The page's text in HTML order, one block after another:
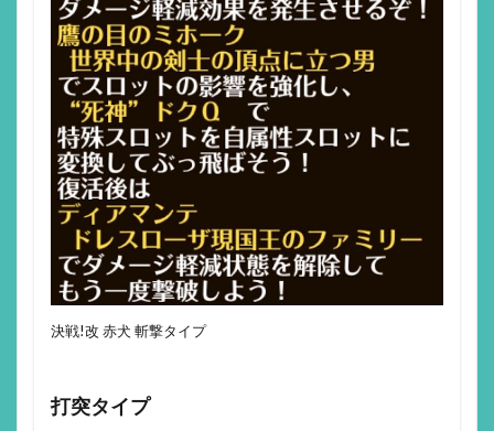
決戦!改 赤犬 斬撃タイプ
打突タイプ